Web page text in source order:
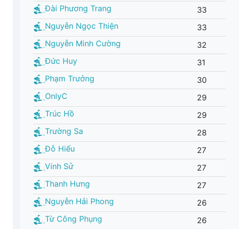
Đài Phương Trang
33
Nguyễn Ngọc Thiện
33
Nguyễn Minh Cường
32
Đức Huy
31
Phạm Trưởng
30
OnlyC
29
Trúc Hồ
29
Trường Sa
28
Đỗ Hiếu
27
Vinh Sử
27
Thanh Hưng
27
Nguyễn Hải Phong
26
Từ Công Phụng
26